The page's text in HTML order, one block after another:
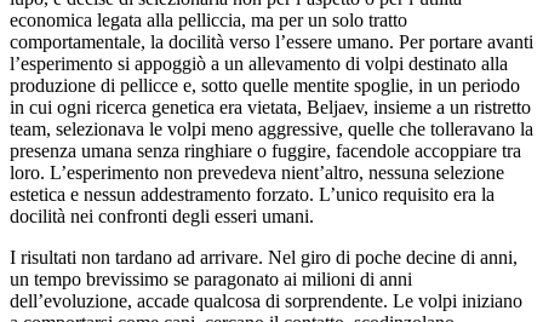
economica legata alla pelliccia, ma per un solo tratto
comportamentale, la docilità verso l’essere umano. Per portare avanti
l’esperimento si appoggiò a un allevamento di volpi destinato alla
produzione di pellicce e, sotto quelle mentite spoglie, in un periodo
in cui ogni ricerca genetica era vietata, Beljaev, insieme a un ristretto
team, selezionava le volpi meno aggressive, quelle che tolleravano la
presenza umana senza ringhiare o fuggire, facendole accoppiare tra
loro. L’esperimento non prevedeva nient’altro, nessuna selezione
estetica e nessun addestramento forzato. L’unico requisito era la
docilità nei confronti degli esseri umani.
I risultati non tardano ad arrivare. Nel giro di poche decine di anni,
un tempo brevissimo se paragonato ai milioni di anni
dell’evoluzione, accade qualcosa di sorprendente. Le volpi iniziano